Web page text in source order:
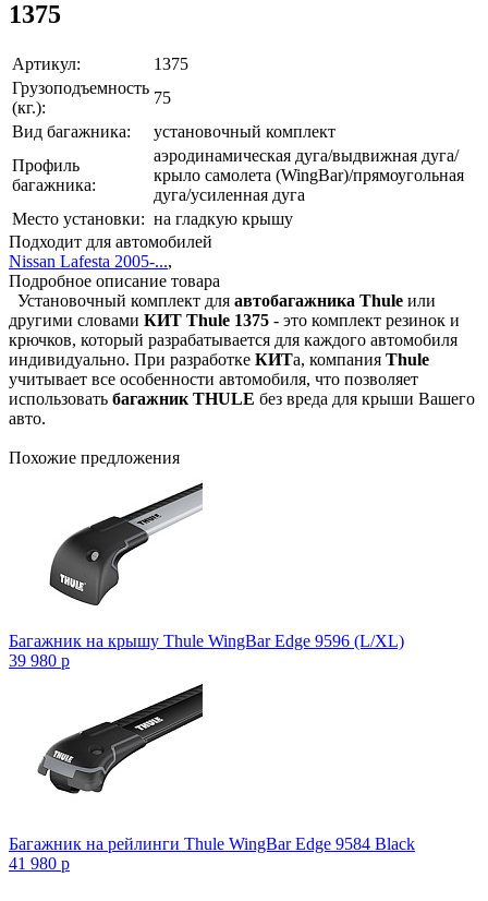
1375
Артикул:
1375
Грузоподъемность
(кг.):
75
Вид багажника:
установочный комплект
Профиль
багажника:
аэродинамическая дуга/выдвижная дуга/
крыло самолета (WingBar)/прямоугольная
дуга/усиленная дуга
Место установки: на гладкую крышу
Подходит для автомобилей
Nissan Lafesta 2005-...,
Подробное описание товара
Установочный комплект для автобагажника Thule или
другими словами КИТ Thule 1375 - это комплект резинок и
крючков, который разрабатывается для каждого автомобиля
индивидуально. При разработке КИТа, компания Thule
учитывает все особенности автомобиля, что позволяет
использовать багажник THULE без вреда для крыши Вашего
авто.
Похожие предложения
Багажник на крышу Thule WingBar Edge 9596 (L/XL)
39 980 p
Багажник на рейлинги Thule WingBar Edge 9584 Black
41 980 p